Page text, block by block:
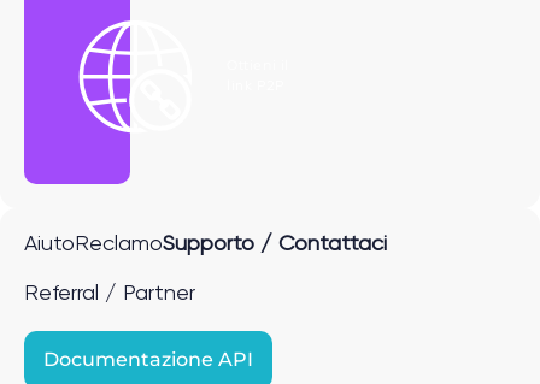
Aiuto ReclamoSupporto / Contattaci
Referral / Partner
Documentazione API